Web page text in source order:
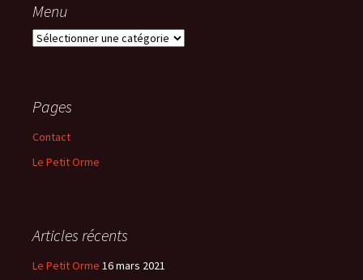
Menu
Menu
Pages
Contact
Le Petit Orme
Articles récents
Le Petit Orme 16 mars 2021